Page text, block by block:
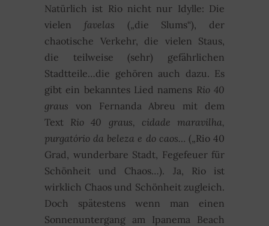
Natürlich ist Rio nicht nur Idylle: Die
vielen favelas („die Slums“), der
chaotische Verkehr, die vielen Staus,
die teilweise (sehr) gefährlichen
Stadtteile…die gehören auch dazu. Es
gibt ein bekanntes Lied namens Rio 40
graus von Fernanda Abreu mit dem
Text Rio 40 graus, cidade maravilha,
purgatório da beleza e do caos… („Rio 40
Grad, wunderbare Stadt, Fegefeuer für
Schönheit und Chaos…). Ja, Rio ist
wirklich Chaos und Schönheit zugleich.
Doch spätestens wenn man einen
Sonnenuntergang am Ipanema Beach